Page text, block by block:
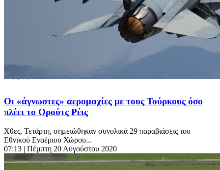
Οι «άγνωστες» αερομαχίες με τους Τούρκους όσο
πλέει το Ορούτς Ρέις
Χθες, Τετάρτη, σημειώθηκαν συνολικά 29 παραβιάσεις του
Εθνικού Εναέριου Χώρου...
07:13 | Πέμπτη 20 Αυγούστου 2020